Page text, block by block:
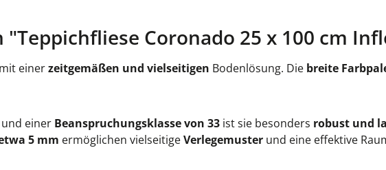
Coronado 25 x 100 cm
einerzeitgemäßen und vielseitigen Bodenlösung. Die breite
und einer Beanspruchungsklasse von 33 ist sie besonders robust und
5 mm ermöglichen vielseitigeVerlegemuster und eine effektive